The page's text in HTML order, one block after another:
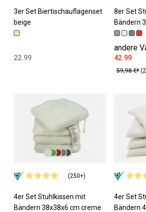
3er Set Biertischauflagenset
beige
22.99
8er Set
Bändern
andere
42.99
59,98 €*
(250+)
4er Set Stuhlkissen mit
Bändern 38x38x6 cm creme
4er Set
Bändern